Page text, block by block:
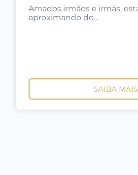
Amados irmãos e irmãs,
aproximando do...
SAIBA MAIS